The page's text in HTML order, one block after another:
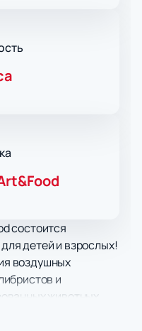
состоится
детей и взрослых!
воздушных
и
животных.
будет обаятельный